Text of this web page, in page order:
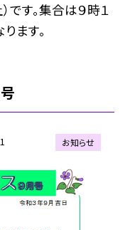
です。集合は９時１
ます。
お知らせ